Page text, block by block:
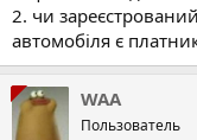
2. чи
автомобіля є
WAA
Пользователь